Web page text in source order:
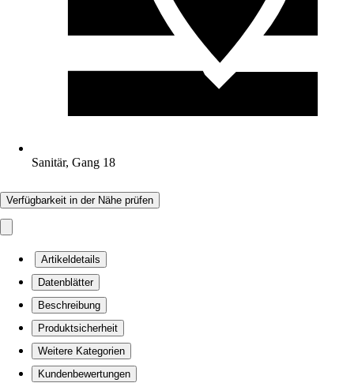
Sanitär, Gang 18
Verfügbarkeit in der Nähe prüfen
Artikeldetails
Datenblätter
Beschreibung
Produktsicherheit
Weitere Kategorien
Kundenbewertungen